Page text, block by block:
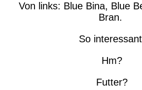
Von links: Blue Bina, Blue
Bran.
So
Hm?
Futter?